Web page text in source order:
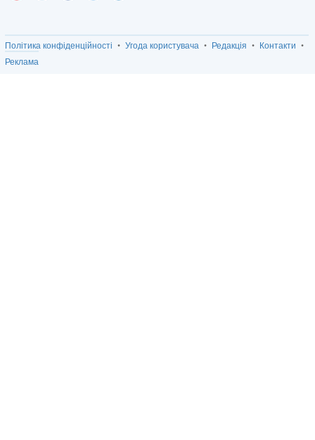
Політика конфіденційності Угода користувача Редакція
Контакти
Реклама